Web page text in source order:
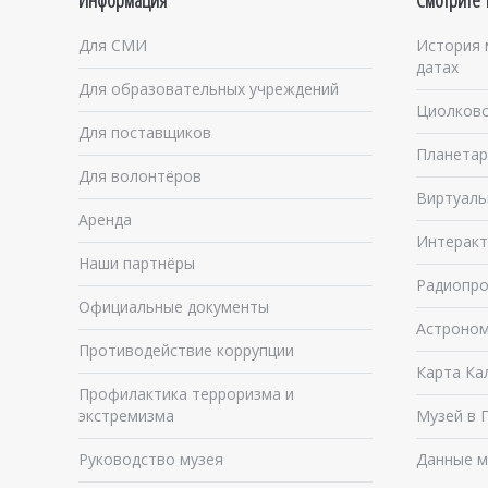
Для СМИ
Для образовательных учреждений
Для поставщиков
Для волонтёров
Аренда
Наши партнёры
Официальные документы
Противодействие коррупции
Профилактика терроризма и
экстремизма
Руководство музея
История
датах
Карта
Музей в
Данные